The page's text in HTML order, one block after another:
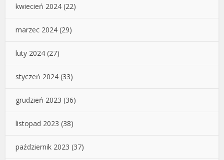
kwiecień 2024 (22)
marzec 2024 (29)
luty 2024 (27)
styczeń 2024 (33)
grudzień 2023 (36)
listopad 2023 (38)
październik 2023 (37)